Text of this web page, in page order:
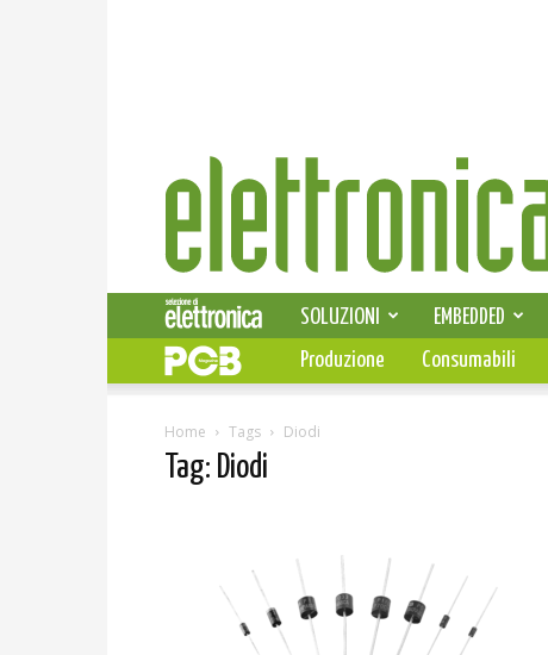
Elettronica
News
SOLUZIONI EMBEDDED
Produzione Consumabili
Home Tags Diodi
Tag: Diodi